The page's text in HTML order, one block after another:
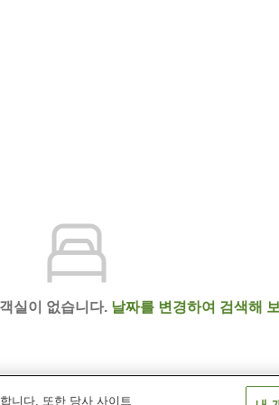
실이 없습니다. 날짜를 변경하여 검색해
니다. 또한 당사 사이트